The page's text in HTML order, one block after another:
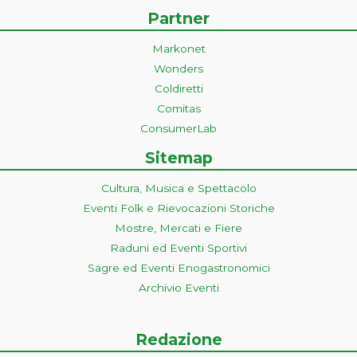
Partner
Markonet
Wonders
Coldiretti
Comitas
ConsumerLab
Sitemap
Cultura, Musica e Spettacolo
Eventi Folk e Rievocazioni Storiche
Mostre, Mercati e Fiere
Raduni ed Eventi Sportivi
Sagre ed Eventi Enogastronomici
Archivio Eventi
Redazione